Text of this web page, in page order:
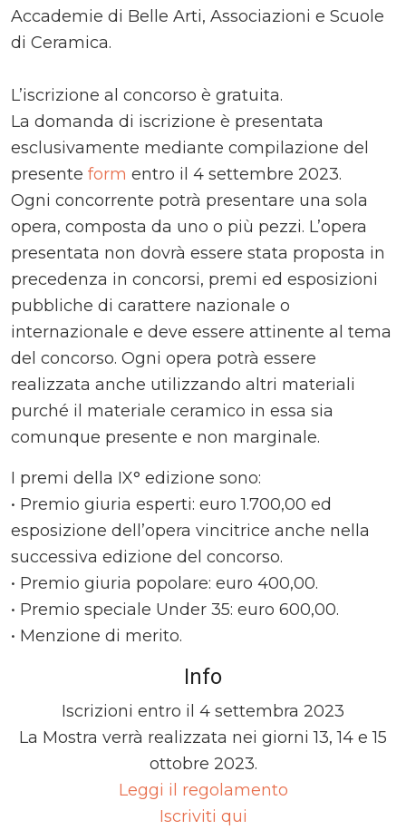
Accademie di Belle Arti, Associazioni e Scuole
di Ceramica.
L’iscrizione al concorso è gratuita.
La domanda di iscrizione è presentata
esclusivamente mediante compilazione del
presente form entro il 4 settembre 2023.
Ogni concorrente potrà presentare una sola
opera, composta da uno o più pezzi. L’opera
presentata non dovrà essere stata proposta in
precedenza in concorsi, premi ed esposizioni
pubbliche di carattere nazionale o
internazionale e deve essere attinente al tema
del concorso. Ogni opera potrà essere
realizzata anche utilizzando altri materiali
purché il materiale ceramico in essa sia
comunque presente e non marginale.
I premi della IX° edizione sono:
• Premio giuria esperti: euro 1.700,00 ed
esposizione dell’opera vincitrice anche nella
successiva edizione del concorso.
• Premio giuria popolare: euro 400,00.
• Premio speciale Under 35: euro 600,00.
• Menzione di merito.
Info
Iscrizioni entro il 4 settembra 2023
La Mostra verrà realizzata nei giorni 13, 14 e 15
ottobre 2023.
Leggi il regolamento
Iscriviti qui